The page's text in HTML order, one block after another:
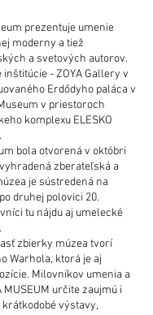
prezentuje umenie
moderny a tiež
a svetových autorov.
inštitúcie - ZOYA Gallery v
Erdődyho paláca v
v priestoroch
komplexu ELESKO
bola otvorená v októbri
zberateľská a
je sústredená na
druhej polovici 20.
tu nájdu aj umelecké
zbierky múzea tvorí
Warhola, ktorá je aj
Milovníkov umenia a
MUSEUM určite zaujmú i
výstavy,